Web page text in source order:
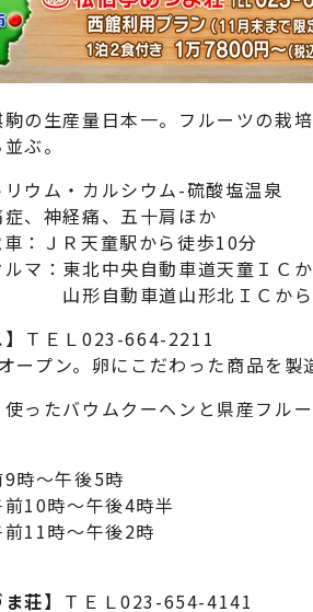
の生産量日本一。フルーツの栽
ぶ。
ウム・カルシウム-硫酸塩温泉
、神経痛、五十肩ほか
：ＪＲ天童駅から徒歩10分
北中央自動車道天童ＩＣか
車道山形北ＩＣから
ＴＥＬ023-664-2211
ープン。卵にこだわった商品を製
ったバウムクーヘンと県産フル
時～午後5時
10時～午後4時半
11時～午後2時
荘】 ＴＥＬ023-654-4141